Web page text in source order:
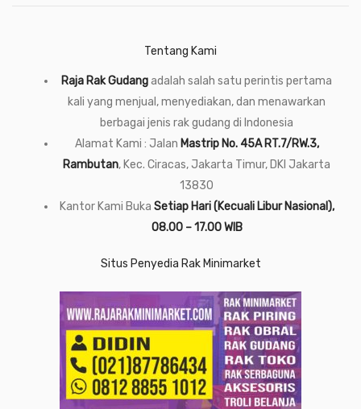
Tentang Kami
Raja Rak Gudangadalah salah satu perintis pertama
kali yang menjual, menyediakan, dan menawarkan
berbagai jenis rak gudang di Indonesia
Alamat Kami : Jalan Mastrip No. 45A RT.7/RW.3,
Rambutan, Kec. Ciracas, Jakarta Timur, DKI Jakarta
13830
Kantor Kami Buka Setiap Hari (Kecuali Libur Nasional),
08.00 – 17.00 WIB
Situs Penyedia Rak Minimarket